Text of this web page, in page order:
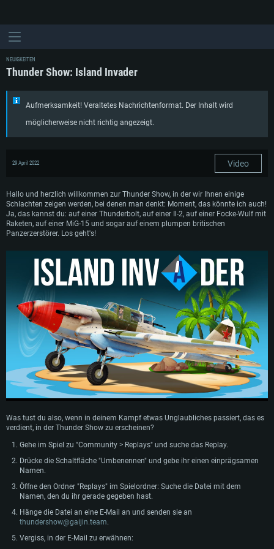
SYSTEMANFORDERUNGEN
Für Linux
Mindestanforderungen
Betriebssystem: Windows 10 (64bit)
Arbeitsspeicher: 4GB
DirectX 11 fähige Grafikkarte: AMD Radeon 77XX / NVIDIA GeForce GTX
660; die geringste Auflösung für das Spiel beträgt 720p
Netzwerk: Breitband-Internetverbindung
Mindestanforderungen
Betriebssystem: Mac OS Big Sur 11.0 oder neuer
unterstützt)
Grafikkarte: Intel Iris Pro 5200 oder analoge AMD / Nvidia für Mac. Die
Mindestanforderungen
Betriebssystem: neueste 64bit Linux Systeme
Arbeitsspeicher: 4 GB
Grafikkarte: NVIDIA 660 mit den neuesten Treibern (nicht älter als 6
Monate) / vergleichbare AMD mit den neuesten Treibern (nicht älter als 6
Support
NEUIGKEITEN
Thunder Show: Island Invader
Aufmerksamkeit! Veraltetes Nachrichtenformat. Der Inhalt wird
möglicherweise nicht richtig angezeigt.
29 April 2022 Video
Hallo und herzlich willkommen zur Thunder Show, in der wir Ihnen einige
Schlachten zeigen werden, bei denen man denkt: Moment, das könnte ich auch!
Ja, das kannst du: auf einer Thunderbolt, auf einer Il-2, auf einer Focke-Wulf mit
Raketen, auf einer MiG-15 und sogar auf einem plumpen britischen
Panzerzerstörer. Los geht's!
Was tust du also, wenn in deinem Kampf etwas Unglaubliches passiert, das es
verdient, in der Thunder Show zu erscheinen?
Gehe im Spiel zu "Community > Replays" und suche das Replay.
Drücke die Schaltfläche "Umbenennen" und gebe ihr einen einprägsamen
Namen.
Öffne den Ordner "Replays" im Spielordner: Suche die Datei mit dem
Namen, den du ihr gerade gegeben hast.
Hänge die Datei an eine E-Mail an und senden sie an
thundershow@gaijin.team.
Vergiss, in der E-Mail zu erwähnen: